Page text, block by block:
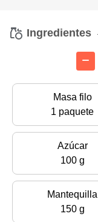
Ingredientes
Masa filo
1 paquete
Azúcar
100 g
Mantequilla
150 g